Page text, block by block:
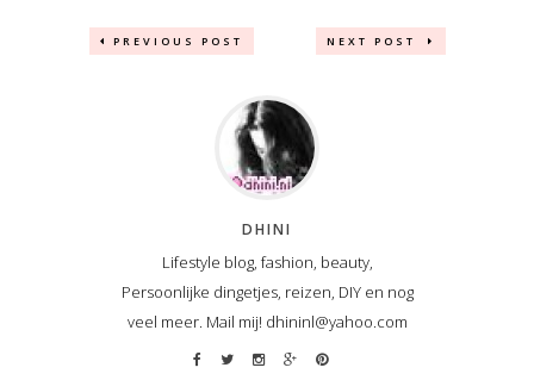
PREVIOUS POST NEXT POST
DHINI
Lifestyle blog, fashion, beauty,
Persoonlijke dingetjes, reizen, DIY en nog
veel meer. Mail mij! dhininl@yahoo.com